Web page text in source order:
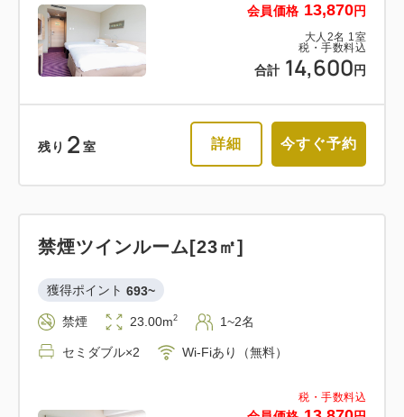
会員価格 13,870円
大人 2名 1室
税・手数料込
合計 14,600 円
残り 2 室 詳細 今すぐ予約
税・手数料込
禁煙ツインルーム[23㎡]
獲得ポイント 693~
禁煙 23.00m2 1~2名
セミダブル×2 Wi-Fiあり（無料）